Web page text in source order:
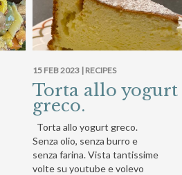
15 FEB 2023 | RECIPES
Torta allo yogurt
greco.
Torta allo yogurt greco.
Senza olio, senza burro e
senza farina. Vista tantissime
volte su youtube e volevo